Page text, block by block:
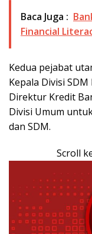
Baca Juga :
Financial
Kedua pejabat
Kepala Divisi
Direktur Kredit
Divisi Umum
dan SDM.
Scroll